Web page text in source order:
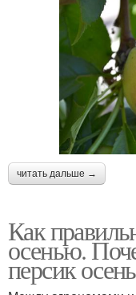
читать дальше →
Как
осенью.
персик